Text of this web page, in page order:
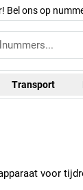
Bel ons op
Transport
voor